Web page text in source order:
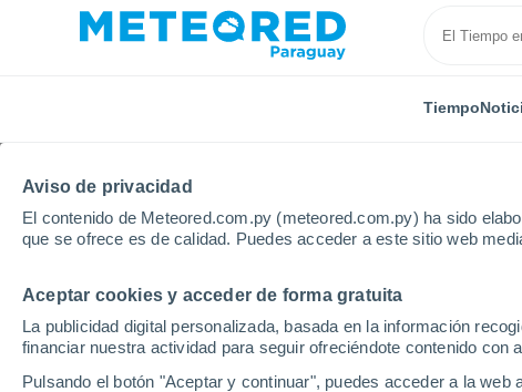
Aviso de privacidad
El contenido de Meteored.com.py (meteored.com.py) ha sido
que se ofrece es de calidad. Puedes acceder a este sitio web
Aceptar cookies y acceder de forma gratuita
La publicidad digital personalizada, basada en la información
financiar nuestra actividad para seguir ofreciéndote contenido con
Pulsando el botón "Aceptar y continuar", puedes acceder a la
Tiempo
Inicio Finlandia Kainuu
Tiempo en Kainuu